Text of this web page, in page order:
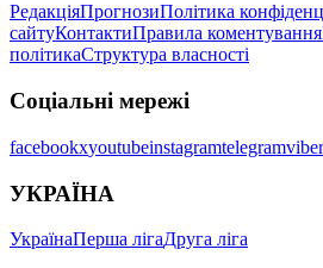
РедакціяПрогнозиПолітика
сайтуКонтактиПравила коментування
політикаСтруктура власності
Соціальні мережі
facebookxyoutubeinstagramtelegramviber
УКРАЇНА
УкраїнаПерша лігаДруга ліга